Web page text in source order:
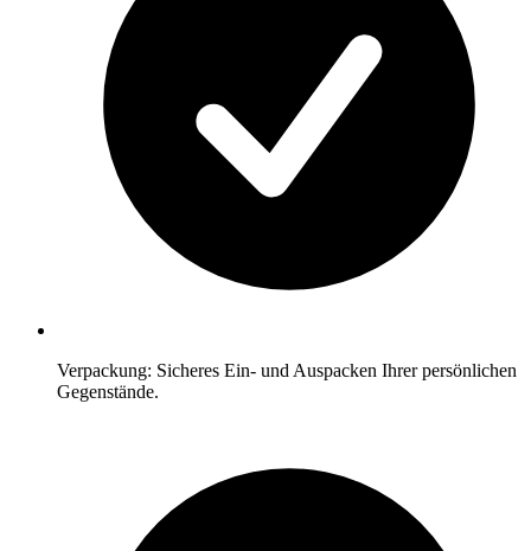
Verpackung: Sicheres Ein- und Auspacken Ihrer persönlichen
Gegenstände.